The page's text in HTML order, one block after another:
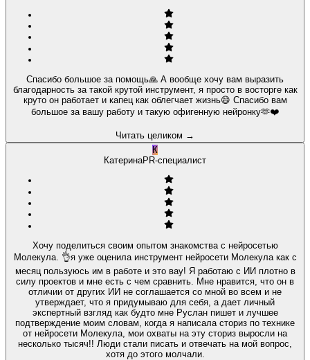
Спасибо большое за помощь🙏 А вообще хочу вам выразить
благодарность за такой крутой инструмент, я просто в восторге как
круто он работает и капец как облегчает жизнь😄 Спасибо вам
большое за вашу работу и такую офигенную нейронку🫶❤️
Читать целиком →
К
КатеринаPR-специалист
Хочу поделиться своим опытом знакомства с нейросетью
Молекула. 👌я уже оценила инструмент нейросети Молекула как с
месяц пользуюсь им в работе и это вау! Я работаю с ИИ плотно в
силу проектов и мне есть с чем сравнить. Мне нравится, что он в
отличии от других ИИ не соглашается со мной во всем и не
утверждает, что я придумываю для себя, а дает личный
экспертный взгляд как будто мне Руслан пишет и лучшее
подтверждение моим словам, когда я написала сториз по технике
от нейросети Молекула, мои охваты на эту сториз выросли на
несколько тысяч!! Люди стали писать и отвечать на мой вопрос,
хотя до этого молчали.